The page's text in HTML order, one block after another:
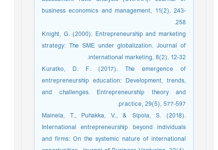
business economics and management, 11(2), 243-
258.
Knight, G. (2000). Entrepreneurship and marketing
strategy: The SME under globalization. Journal of
international marketing, 8(2), 12-32.
Kuratko, D. F. (2017). The emergence of
entrepreneurship education: Development, trends,
and challenges. Entrepreneurship theory and
practice, 29(5), 577-597.
Mainela, T., Puhakka, V., & Sipola, S. (2018).
International entrepreneurship beyond individuals
and firms: On the systemic nature of international